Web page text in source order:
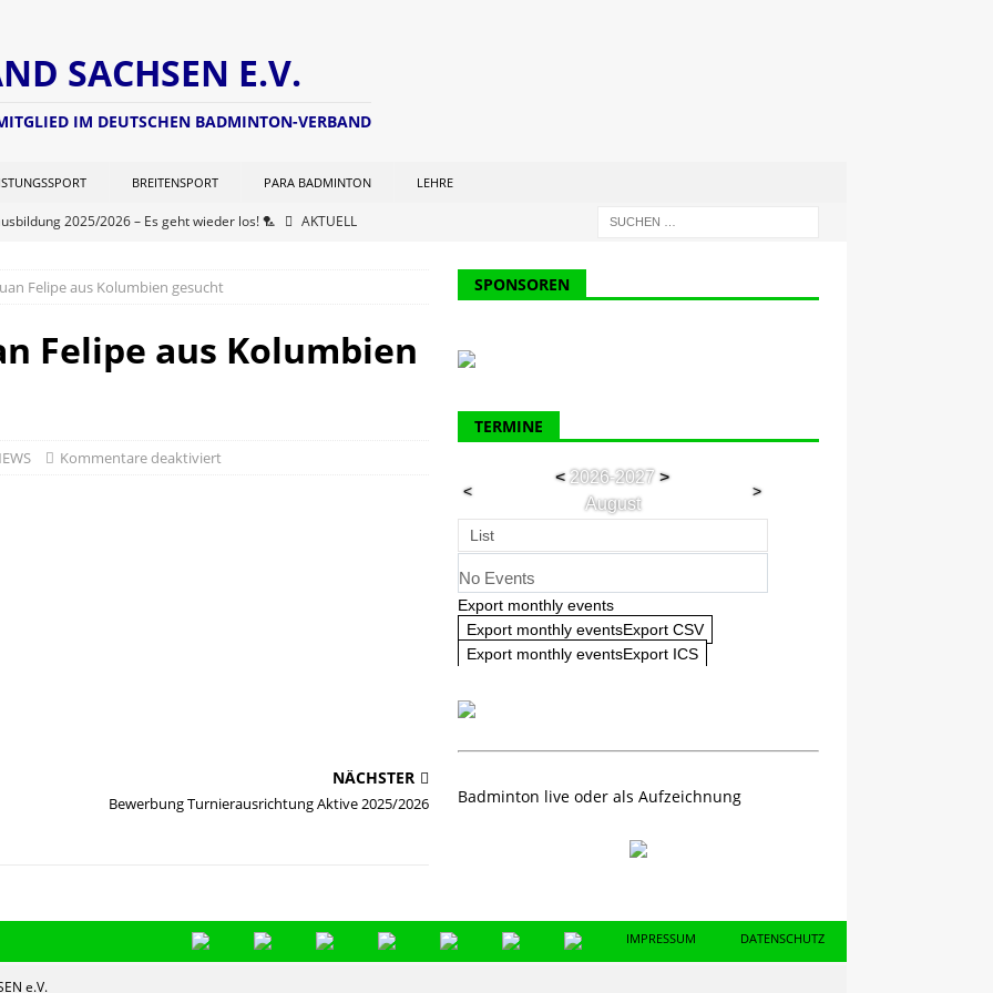
SACHSEN E.V.
IM DEUTSCHEN BADMINTON-VERBAND
BREITENSPORT PARA BADMINTON LEHRE
2025/2026 – Es geht wieder los! 🏸
AKTUELL
hat seine Seite aktualisiert (Stand: 21.06.2025)
Kohlen Cup der Aktiven
Felipe aus Kolumbien gesucht
Felipe aus Kolumbien
Kommentare deaktiviert
NÄCHSTER
Bewerbung Turnierausrichtung Aktive 2025/2026
SPONSOREN
TERMINE
<
< 2026-2027>
August
>
List
No Events
Export monthly events
Export monthly eventsExport CSV
Export monthly eventsExport ICS
Badminton live oder als Aufzeichnung
IMPRESSUM DATENSCHUTZ
e.V.